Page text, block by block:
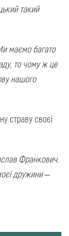
такий
маємо багато
то чому ж це
нашого
страву своєї
Франкович.
дружини –